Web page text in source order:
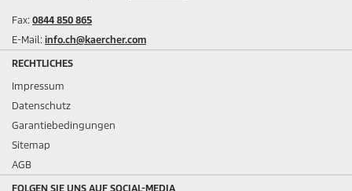
Fax: 0844 850 865
E-Mail: info.ch@kaercher.com
RECHTLICHES
Impressum
Datenschutz
Garantiebedingungen
Sitemap
AGB
FOLGEN SIE UNS AUF SOCIAL-MEDIA